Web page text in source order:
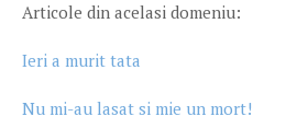
Articole din acelasi domeniu:
Ieri a murit tata
Nu mi-au lasat si mie un mort!